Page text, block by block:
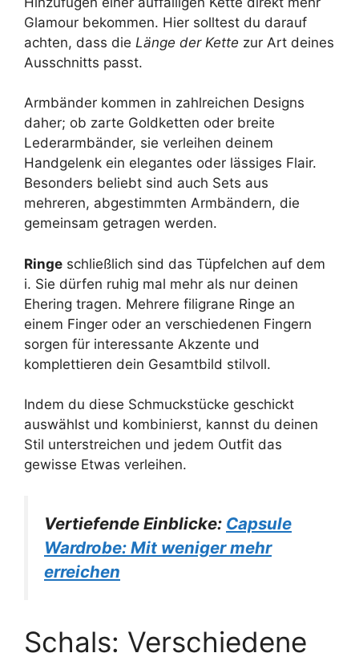
Glamour bekommen. Hier solltest du darauf
achten, dass die Länge der Kette zur Art deines
Ausschnitts passt.
Armbänder kommen in zahlreichen Designs
daher; ob zarte Goldketten oder breite
Lederarmbänder, sie verleihen deinem
Handgelenk ein elegantes oder lässiges Flair.
Besonders beliebt sind auch Sets aus
mehreren, abgestimmten Armbändern, die
gemeinsam getragen werden.
Ringe schließlich sind das Tüpfelchen auf dem
i. Sie dürfen ruhig mal mehr als nur deinen
Ehering tragen. Mehrere filigrane Ringe an
einem Finger oder an verschiedenen Fingern
sorgen für interessante Akzente und
komplettieren dein Gesamtbild stilvoll.
Indem du diese Schmuckstücke geschickt
auswählst und kombinierst, kannst du deinen
Stil unterstreichen und jedem Outfit das
gewisse Etwas verleihen.
Vertiefende Einblicke: Capsule
Wardrobe: Mit weniger mehr
erreichen
Schals: Verschiedene